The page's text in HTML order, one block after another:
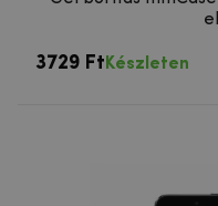
3729 Ft Készleten